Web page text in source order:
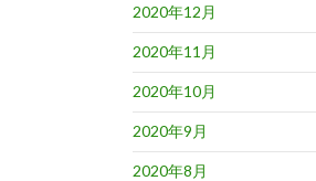
2020年12月
2020年11月
2020年10月
2020年9月
2020年8月